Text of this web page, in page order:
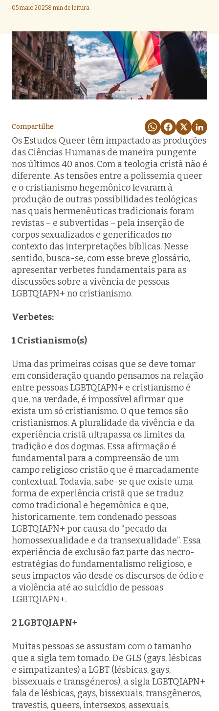
05 maio 20258 min de leitura
Compartilhe
Os Estudos Queer têm impactado as produções
das Ciências Humanas de maneira pungente
nos últimos 40 anos. Com a teologia cristã não é
diferente. As tensões entre a polissemia queer
e o cristianismo hegemônico levaram à
produção de outras possibilidades teológicas
nas quais hermenêuticas tradicionais foram
revistas – e subvertidas – pela inserção de
corpos sexualizados e generificados no
contexto das interpretações bíblicas. Nesse
sentido, busca-se, com esse breve glossário,
apresentar verbetes fundamentais para as
discussões sobre a vivência de pessoas
LGBTQIAPN+ no cristianismo.
Verbetes:
1 Cristianismo(s)
Uma das primeiras coisas que se deve tomar
em consideração quando pensamos na relação
entre pessoas LGBTQIAPN+ e cristianismo é
que, na verdade, é impossível afirmar que
exista um só cristianismo. O que temos são
cristianismos. A pluralidade da vivência e da
experiência cristã ultrapassa os limites da
tradição e dos dogmas. Essa afirmação é
fundamental para a compreensão de um
campo religioso cristão que é marcadamente
contextual. Todavia, sabe-se que existe uma
forma de experiência cristã que se traduz
como tradicional e hegemônica e que,
historicamente, tem condenado pessoas
LGBTQIAPN+ por causa do “pecado da
homossexualidade e da transexualidade”. Essa
experiência de exclusão faz parte das necro-
estratégias do fundamentalismo religioso, e
seus impactos vão desde os discursos de ódio e
a violência até ao suicídio de pessoas
LGBTQIAPN+.
2 LGBTQIAPN+
Muitas pessoas se assustam com o tamanho
que a sigla tem tomado. De GLS (gays, lésbicas
e simpatizantes) a LGBT (lésbicas, gays,
bissexuais e transgéneros), a sigla LGBTQIAPN+
fala de lésbicas, gays, bissexuais, transgêneros,
travestis, queers, intersexos, assexuais,